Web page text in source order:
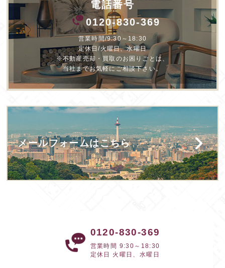
電話番号
0120-830-369
営業時間/9:30～18:30
定休日/火曜日、水曜日
※不動産売却・買取のお困りごとは、
当社までお気軽にご相談下さい。
メールフォームはこちら
0120-830-369
営業時間 9:30～18:30
定休日 火曜日、水曜日